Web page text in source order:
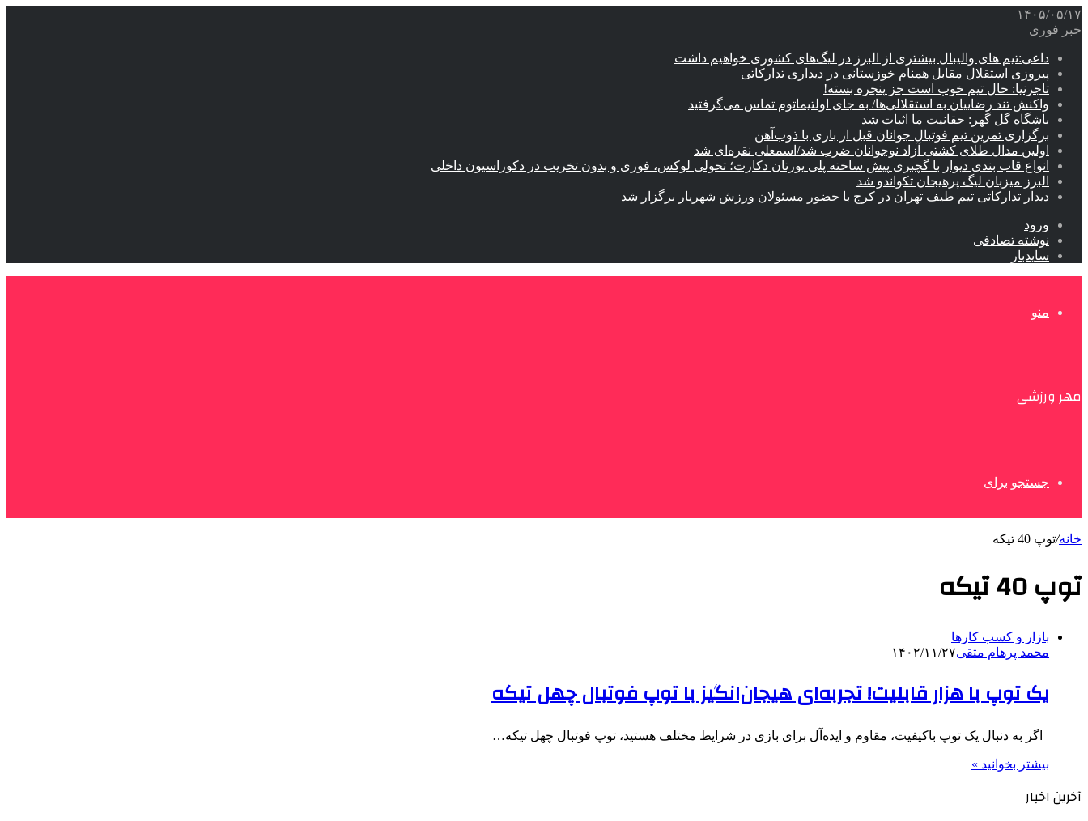
۱۴۰۵/۰۵/۱۷
خبر فوری
داعی:تیم های والیبال بیشتری از البرز در لیگ‌های کشوری خواهیم داشت
پیروزی استقلال مقابل همنام خوزستانی در دیداری تدارکاتی
تاجرنیا: حال تیم خوب است جز پنجره بسته!
واکنش تند رضاییان به استقلالی‌ها/ به جای اولتیماتوم تماس می‌گرفتید
باشگاه گل گهر: حقانیت ما اثبات شد
برگزاری تمرین تیم فوتبال جوانان قبل از بازی با ذوب‌آهن
اولین مدال طلای کشتی آزاد نوجوانان ضرب شد/اسمعلی نقره‌ای شد
انواع قاب بندی دیوار با گچبری پیش ساخته پلی یورتان دکارت؛ تحولی لوکس، فوری و بدون تخریب در دکوراسیون داخلی
البرز میزبان لیگ پرهیجان تکواندو شد
دیدار تدارکاتی تیم طیف تهران در کرج با حضور مسئولان ورزش شهریار برگزار شد
ورود
نوشته تصادفی
سایدبار
منو
مهر ورزشی
جستجو برای
خانه/توپ 40 تیکه
توپ 40 تیکه
بازار و کسب کارها
محمد پرهام متقی۱۴۰۲/۱۱/۲۷
یک توپ با هزار قابلیت! تجربه‌ای هیجان‌انگیز با توپ فوتبال چهل تیکه
اگر به دنبال یک توپ باکیفیت، مقاوم و ایده‌آل برای بازی در شرایط مختلف هستید، توپ فوتبال چهل تیکه…
بیشتر بخوانید »
آخرین اخبار